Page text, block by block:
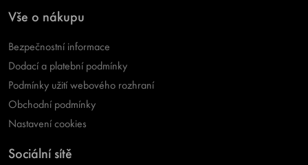
Vše o nákupu
Bezpečnostní informace
Dodací a platební podmínky
Podmínky užití webového rozhraní
Obchodní podmínky
Nastavení cookies
Sociální sítě